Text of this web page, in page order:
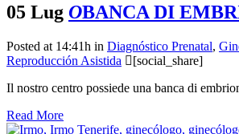
05 Lug OBANCA DI
Posted at 14:41h in Diagnóstico Prenatal,
Reproducción Asistida
[social_share]
Il nostro centro possiede una banca di
Read More